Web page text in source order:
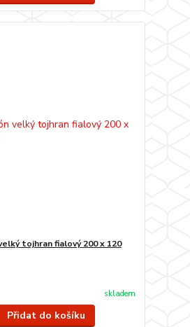
tojhran fialový 200 x 120
skladem
Přidat do košíku